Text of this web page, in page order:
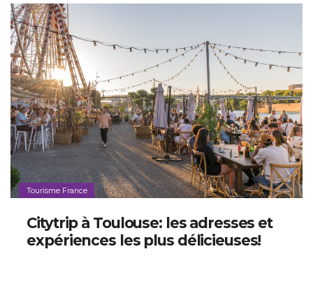
Tourisme France
Citytrip à Toulouse: les adresses et
expériences les plus délicieuses!